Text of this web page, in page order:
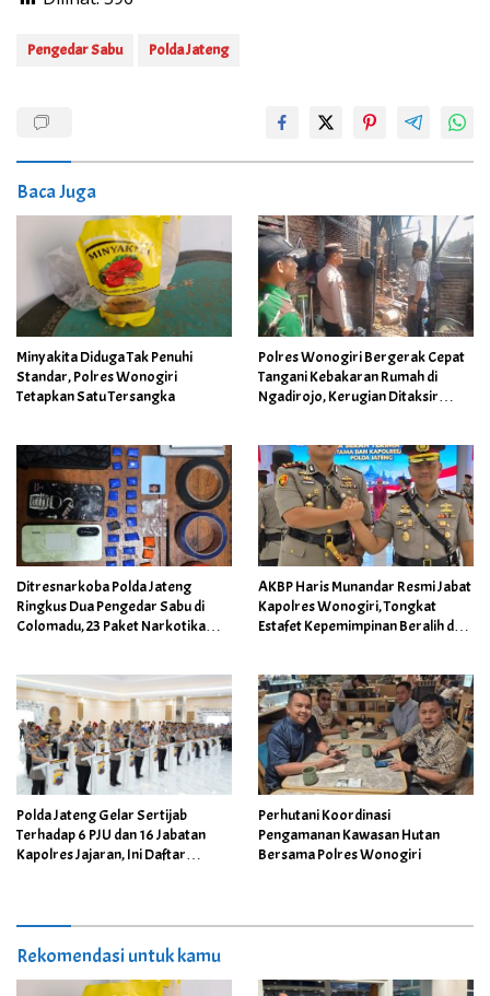
Pengedar Sabu Polda Jateng
Baca Juga
Minyakita Diduga Tak Penuhi
Standar, Polres Wonogiri
Tetapkan Satu Tersangka
Polres Wonogiri Bergerak Cepat
Tangani Kebakaran Rumah di
Ngadirojo, Kerugian Ditaksir
Ditresnarkoba Polda Jateng
Ringkus Dua Pengedar Sabu di
Colomadu, 23 Paket Narkotika
AKBP Haris Munandar Resmi Jabat
Kapolres Wonogiri, Tongkat
Estafet Kepemimpinan Beralih dari
Polda Jateng Gelar Sertijab
Terhadap 6 PJU dan 16 Jabatan
Kapolres Jajaran, Ini Daftar
Perhutani Koordinasi
Pengamanan Kawasan Hutan
Bersama Polres Wonogiri
Rekomendasi untuk kamu